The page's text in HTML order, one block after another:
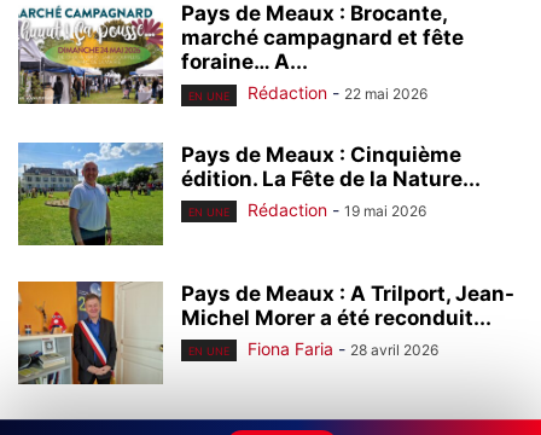
Pays de Meaux : Brocante,
marché campagnard et fête
foraine… A...
EN UNE Rédaction - 22 mai 2026
Pays de Meaux : Cinquième
édition. La Fête de la Nature...
EN UNE Rédaction - 19 mai 2026
Pays de Meaux : A Trilport, Jean-
Michel Morer a été reconduit...
EN UNE Fiona Faria - 28 avril 2026